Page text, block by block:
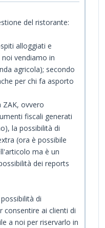
del ristorante:
alloggiati e
vendiamo in
agricola); secondo
per chi fa asporto
ZAK, ovvero
fiscali generati
la possibilità di
(ora è possibile
ma è un
dei reports
di
consentire ai clienti di
a noi per riservarlo in